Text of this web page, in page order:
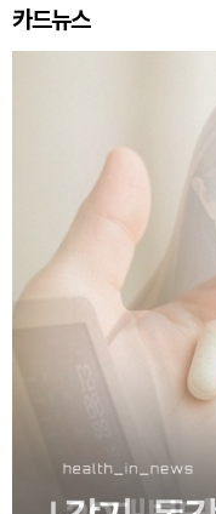
카드뉴스